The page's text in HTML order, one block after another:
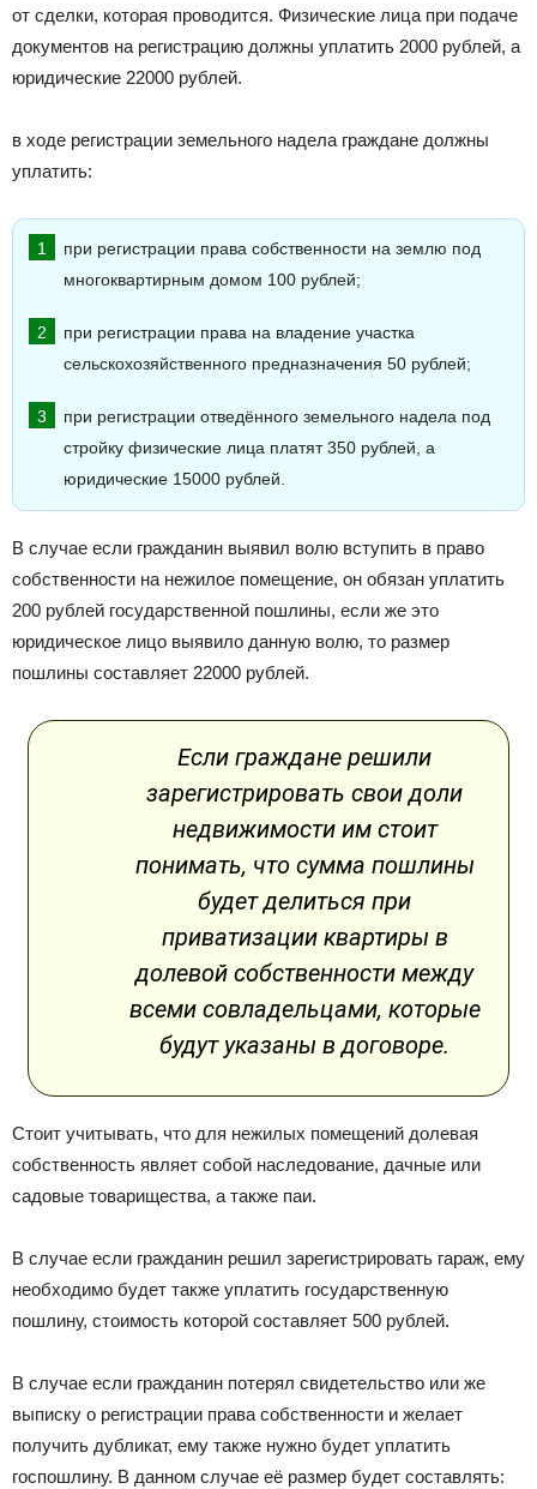
от сделки, которая проводится. Физические лица при подаче
документов на регистрацию должны уплатить 2000 рублей, а
юридические 22000 рублей.
в ходе регистрации земельного надела граждане должны
уплатить:
при регистрации права собственности на землю под
многоквартирным домом 100 рублей;
при регистрации права на владение участка
сельскохозяйственного предназначения 50 рублей;
при регистрации отведённого земельного надела под
стройку физические лица платят 350 рублей, а
юридические 15000 рублей.
В случае если гражданин выявил волю вступить в право
собственности на нежилое помещение, он обязан уплатить
200 рублей государственной пошлины, если же это
юридическое лицо выявило данную волю, то размер
пошлины составляет 22000 рублей.
Если граждане решили
зарегистрировать свои доли
недвижимости им стоит
понимать, что сумма пошлины
будет делиться при
приватизации квартиры в
долевой собственности между
всеми совладельцами, которые
будут указаны в договоре.
Стоит учитывать, что для нежилых помещений долевая
собственность являет собой наследование, дачные или
садовые товарищества, а также паи.
В случае если гражданин решил зарегистрировать гараж, ему
необходимо будет также уплатить государственную
пошлину, стоимость которой составляет 500 рублей.
В случае если гражданин потерял свидетельство или же
выписку о регистрации права собственности и желает
получить дубликат, ему также нужно будет уплатить
госпошлину. В данном случае её размер будет составлять: